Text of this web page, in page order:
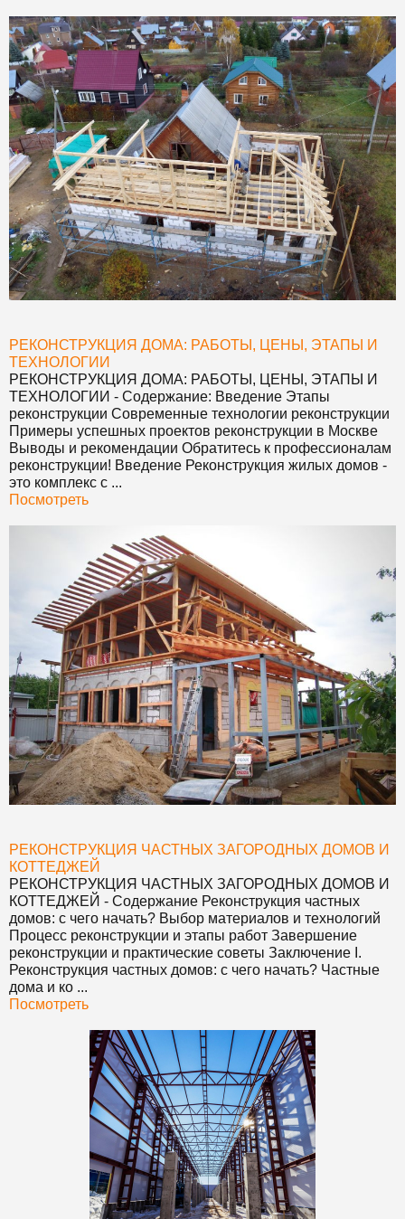
РЕКОНСТРУКЦИЯ ДОМА: РАБОТЫ, ЦЕНЫ, ЭТАПЫ И
ТЕХНОЛОГИИ
РЕКОНСТРУКЦИЯ ДОМА: РАБОТЫ, ЦЕНЫ, ЭТАПЫ И
ТЕХНОЛОГИИ - Содержание: Введение Этапы
реконструкции Современные технологии реконструкции
Примеры успешных проектов реконструкции в Москве
Выводы и рекомендации Обратитесь к профессионалам
реконструкции! Введение Реконструкция жилых домов -
это комплекс с ...
Посмотреть
РЕКОНСТРУКЦИЯ ЧАСТНЫХ ЗАГОРОДНЫХ ДОМОВ И
КОТТЕДЖЕЙ
РЕКОНСТРУКЦИЯ ЧАСТНЫХ ЗАГОРОДНЫХ ДОМОВ И
КОТТЕДЖЕЙ - Содержание Реконструкция частных
домов: с чего начать? Выбор материалов и технологий
Процесс реконструкции и этапы работ Завершение
реконструкции и практические советы Заключение I.
Реконструкция частных домов: с чего начать? Частные
дома и ко ...
Посмотреть